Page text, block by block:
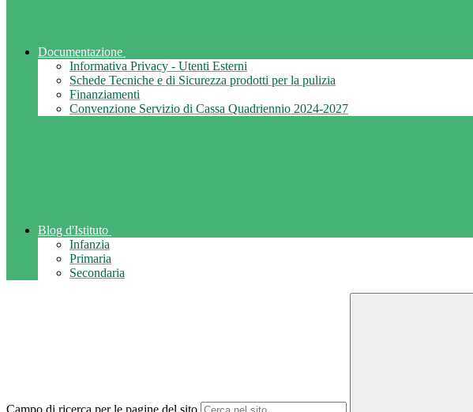
Documentazione
Informativa Privacy - Utenti Esterni
Schede Tecniche e di Sicurezza prodotti per la pulizia
Finanziamenti
Convenzione Servizio di Cassa Quadriennio 2024-2027
Blog d'Istituto
Infanzia
Primaria
Secondaria